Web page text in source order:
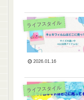
ライフスタイル
2026.01.16
ライフスタイル